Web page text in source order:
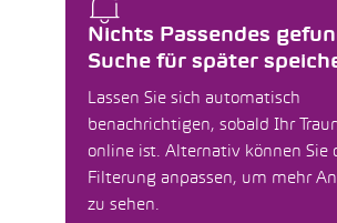
Nichts Passendes
Suche für später
Lassen Sie sich automatisch
benachrichtigen, sobald Ihr
online ist. Alternativ können Sie
Filterung anpassen, um mehr
zu sehen.